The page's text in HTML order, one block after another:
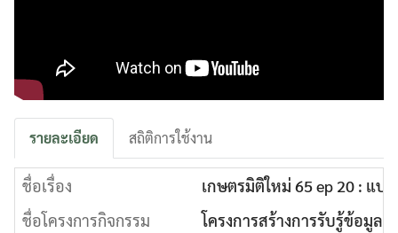
รายละเอียด สถิติการใช้งาน
ชื่อเรื่อง
เกษตรมิติใหม่ 65 ep 20 : แ
ชื่อโครงการกิจกรรม
โครงการสร้างการรับรู้ข้อมูล